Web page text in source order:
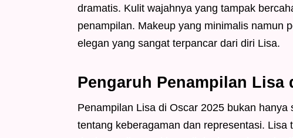
dramatis. Kulit wajahnya yang tampak
penampilan. Makeup yang minimalis namun
elegan yang sangat terpancar dari diri Lisa.
Pengaruh Penampilan Lisa
Penampilan Lisa di Oscar 2025 bukan
tentang keberagaman dan representasi.